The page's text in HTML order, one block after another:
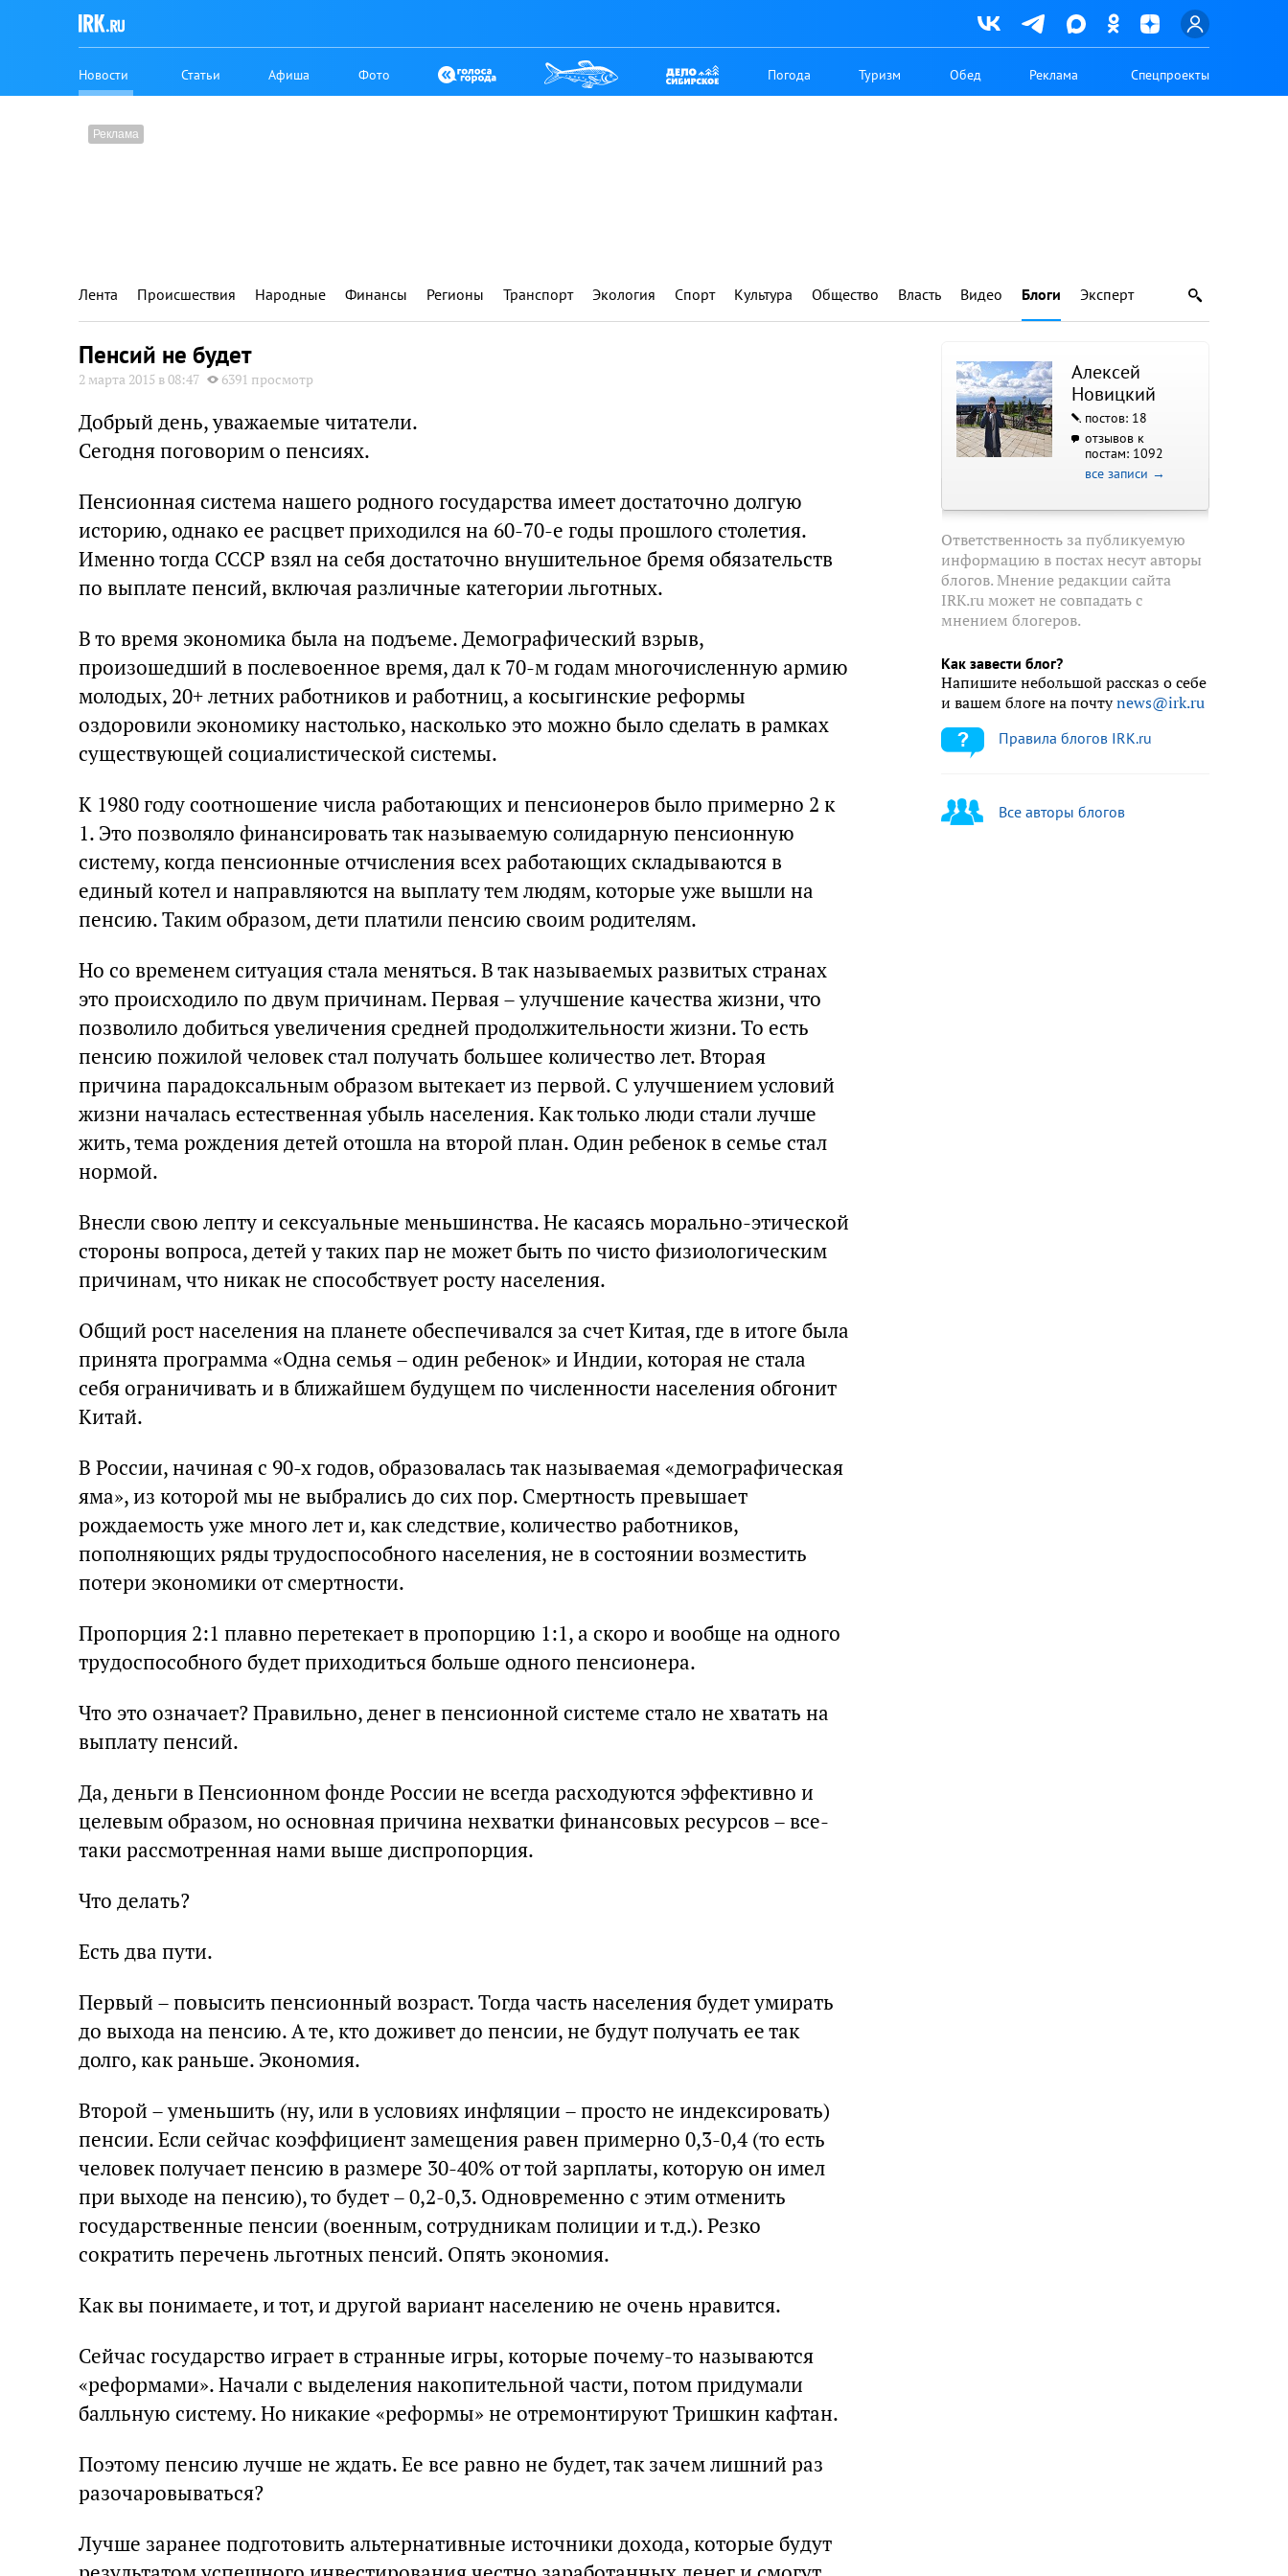
Новости Статьи Афиша Фото Погода Туризм Обед Реклама Спецпроекты
Лента Происшествия Народные Финансы Регионы Транспорт Экология Спорт Культура Общество Власть Видео Блоги Эксперт
Пенсий не будет
2 марта 2015 в 08:47 6391 просмотр
Добрый день, уважаемые читатели.
Сегодня поговорим о пенсиях.
Пенсионная система нашего родного государства имеет достаточно долгую
историю, однако ее расцвет приходился на 60-70-е годы прошлого столетия.
Именно тогда СССР взял на себя достаточно внушительное бремя обязательств
по выплате пенсий, включая различные категории льготных.
В то время экономика была на подъеме. Демографический взрыв,
произошедший в послевоенное время, дал к 70-м годам многочисленную армию
молодых, 20+ летних работников и работниц, а косыгинские реформы
оздоровили экономику настолько, насколько это можно было сделать в рамках
существующей социалистической системы.
К 1980 году соотношение числа работающих и пенсионеров было примерно 2 к
1. Это позволяло финансировать так называемую солидарную пенсионную
систему, когда пенсионные отчисления всех работающих складываются в
единый котел и направляются на выплату тем людям, которые уже вышли на
пенсию. Таким образом, дети платили пенсию своим родителям.
Но со временем ситуация стала меняться. В так называемых развитых странах
это происходило по двум причинам. Первая – улучшение качества жизни, что
позволило добиться увеличения средней продолжительности жизни. То есть
пенсию пожилой человек стал получать большее количество лет. Вторая
причина парадоксальным образом вытекает из первой. С улучшением условий
жизни началась естественная убыль населения. Как только люди стали лучше
жить, тема рождения детей отошла на второй план. Один ребенок в семье стал
нормой.
Внесли свою лепту и сексуальные меньшинства. Не касаясь морально-этической
стороны вопроса, детей у таких пар не может быть по чисто физиологическим
причинам, что никак не способствует росту населения.
Общий рост населения на планете обеспечивался за счет Китая, где в итоге была
принята программа «Одна семья – один ребенок» и Индии, которая не стала
себя ограничивать и в ближайшем будущем по численности населения обгонит
Китай.
В России, начиная с 90-х годов, образовалась так называемая «демографическая
яма», из которой мы не выбрались до сих пор. Смертность превышает
рождаемость уже много лет и, как следствие, количество работников,
пополняющих ряды трудоспособного населения, не в состоянии возместить
потери экономики от смертности.
Пропорция 2:1 плавно перетекает в пропорцию 1:1, а скоро и вообще на одного
трудоспособного будет приходиться больше одного пенсионера.
Что это означает? Правильно, денег в пенсионной системе стало не хватать на
выплату пенсий.
Да, деньги в Пенсионном фонде России не всегда расходуются эффективно и
целевым образом, но основная причина нехватки финансовых ресурсов – все-
таки рассмотренная нами выше диспропорция.
Что делать?
Есть два пути.
Первый – повысить пенсионный возраст. Тогда часть населения будет умирать
до выхода на пенсию. А те, кто доживет до пенсии, не будут получать ее так
долго, как раньше. Экономия.
Второй – уменьшить (ну, или в условиях инфляции – просто не индексировать)
пенсии. Если сейчас коэффициент замещения равен примерно 0,3-0,4 (то есть
человек получает пенсию в размере 30-40% от той зарплаты, которую он имел
при выходе на пенсию), то будет – 0,2-0,3. Одновременно с этим отменить
государственные пенсии (военным, сотрудникам полиции и т.д.). Резко
сократить перечень льготных пенсий. Опять экономия.
Как вы понимаете, и тот, и другой вариант населению не очень нравится.
Сейчас государство играет в странные игры, которые почему-то называются
«реформами». Начали с выделения накопительной части, потом придумали
балльную систему. Но никакие «реформы» не отремонтируют Тришкин кафтан.
Поэтому пенсию лучше не ждать. Ее все равно не будет, так зачем лишний раз
разочаровываться?
Лучше заранее подготовить альтернативные источники дохода, которые будут
Алексей
Новицкий
постов: 18
отзывов к
постам: 1092
все записи →
Ответственность за публикуемую
информацию в постах несут авторы
блогов. Мнение редакции сайта
IRK.ru может не совпадать с
мнением блогеров.
Как завести блог?
Напишите небольшой рассказ о себе
и вашем блоге на почтуnews@irk.ru
Правила блогов IRK.ru
Все авторы блогов